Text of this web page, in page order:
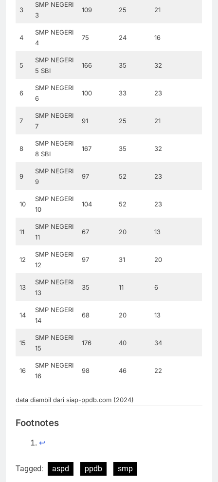
3
SMP NEGERI
3
109 25 21
4
SMP NEGERI
4
75 24 16
5
SMP NEGERI
5 SBI
166 35 32
6
SMP NEGERI
6
100 33 23
7
SMP NEGERI
7
91 25 21
8
SMP NEGERI
8 SBI
167 35 32
9
SMP NEGERI
9
97 52 23
10
SMP NEGERI
10
104 52 23
11
SMP NEGERI
11
67 20 13
12
SMP NEGERI
12
97 31 20
13
SMP NEGERI
13
35 11 6
14
SMP NEGERI
14
68 20 13
15
SMP NEGERI
15
176 40 34
16
SMP NEGERI
16
98 46 22
data diambil dari siap-ppdb.com (2024)
Footnotes
↩︎
Tagged: aspd ppdb smp